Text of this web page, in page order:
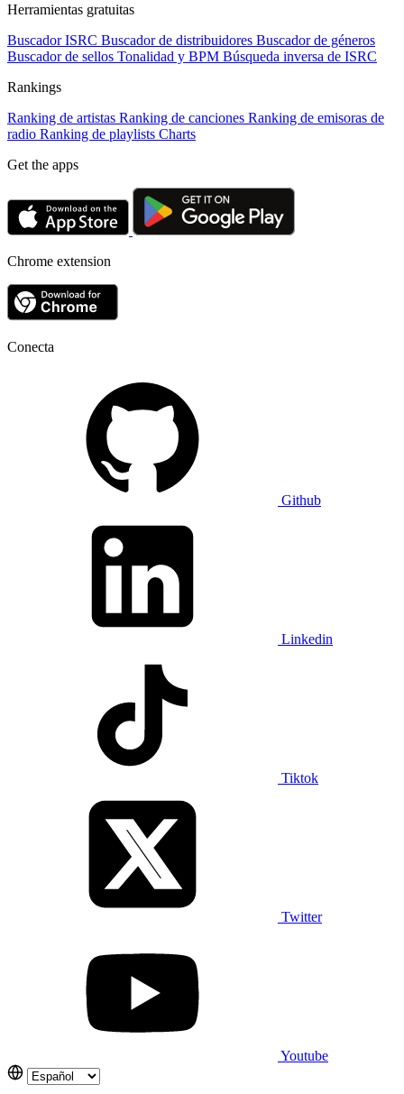
Herramientas gratuitas
Buscador ISRC Buscador de distribuidores Buscador de géneros
Buscador de sellos Tonalidad y BPM Búsqueda inversa de ISRC
Rankings
Ranking de artistas Ranking de canciones Ranking de emisoras de
radio Ranking de playlists Charts
Get the apps
Chrome extension
Conecta
Github
Linkedin
Tiktok
Twitter
Youtube